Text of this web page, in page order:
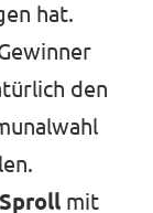
hat.
den
mit